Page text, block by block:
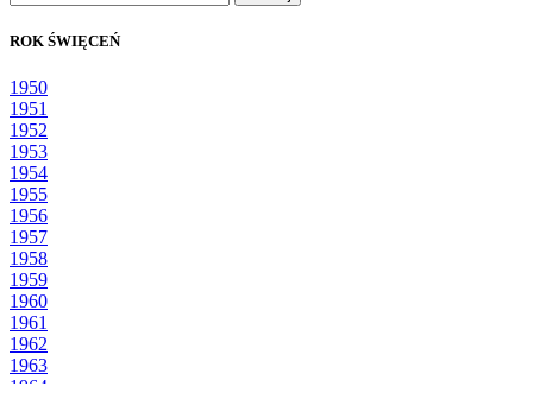
ROK ŚWIĘCEŃ
1950
1951
1952
1953
1954
1955
1956
1957
1958
1959
1960
1961
1962
1963
1964